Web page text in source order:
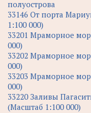
полуострова
33146 От порта
1:100 000)
33201 Мраморное
000)
33202 Мраморное
000)
33203 Мраморное
000)
33220 Заливы
(Масштаб 1:100 000)